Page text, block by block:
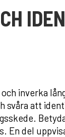
inverka
svåra att
En del